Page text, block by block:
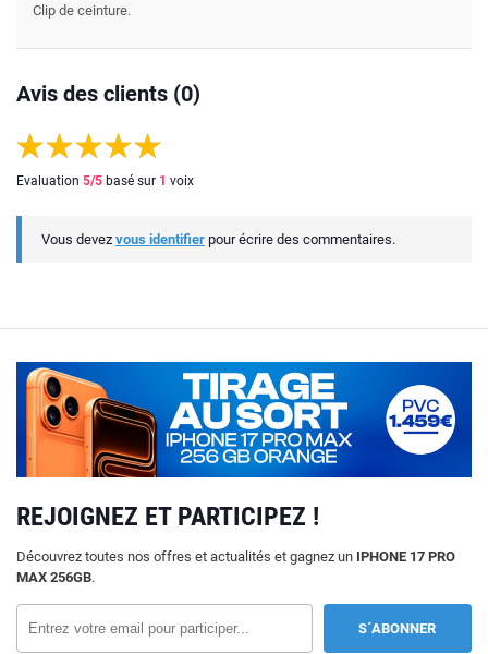
Clip de ceinture.
Avis des clients (0)
Evaluation 5/5 basé sur 1 voix
Vous devez vous identifier pour écrire des commentaires.
REJOIGNEZ ET PARTICIPEZ !
Découvrez toutes nos offres et actualités et gagnez un IPHONE 17 PRO
MAX 256GB.